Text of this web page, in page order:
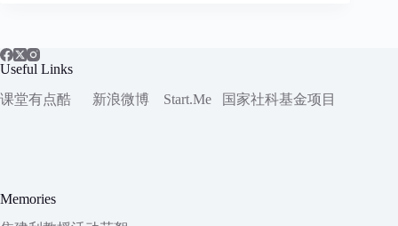
Useful Links
课堂有点酷
新浪微博 Start.Me 国家社科基金项目
Memories